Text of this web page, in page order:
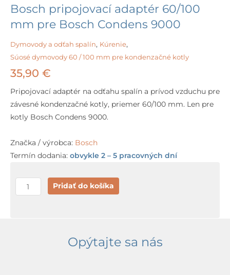
Bosch pripojovací adaptér 60/100
mm pre Bosch Condens 9000
Dymovody a odťah spalín, Kúrenie,
Súosé dymovody 60 / 100 mm pre kondenzačné kotly
35,90 €
Pripojovací adaptér na odťahu spalín a prívod vzduchu pre
závesné kondenzačné kotly, priemer 60/100 mm. Len pre
kotly Bosch Condens 9000.
Značka / výrobca: Bosch
Termín dodania: obvykle 2 – 5 pracovných dní
množstvo
Bosch
Pridať do košíka
Opýtajte sa nás